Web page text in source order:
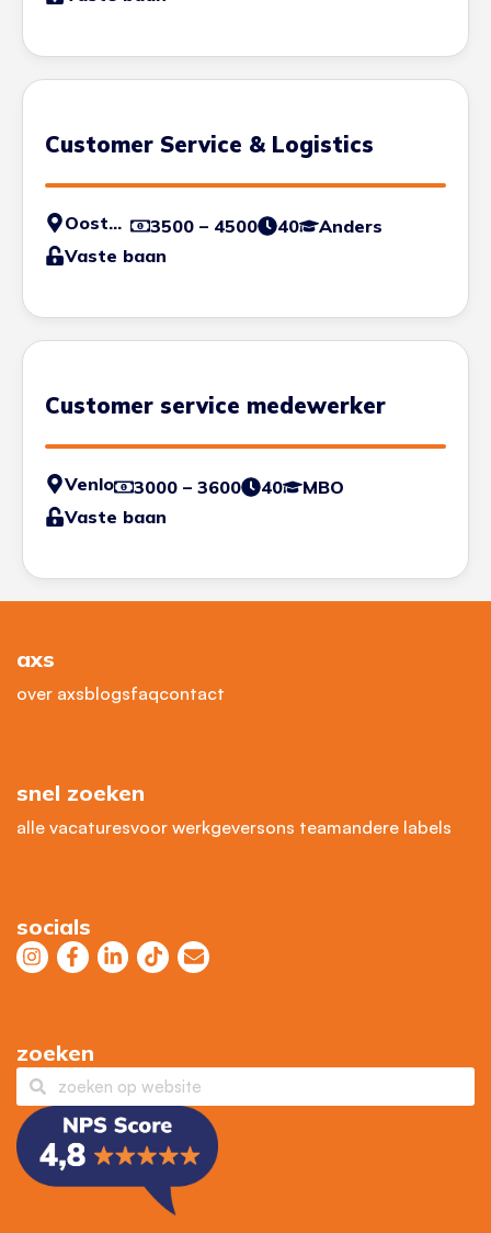
Customer Service & Logistics
Oosterhout 3500 – 4500 40
Anders
Vaste baan
Customer service medewerker
Venlo 3000 – 3600 40
MBO
Vaste baan
axs
over axsblogsfaqcontact
snel zoeken
alle vacaturesvoor werkgeversons teamandere labels
socials
zoeken